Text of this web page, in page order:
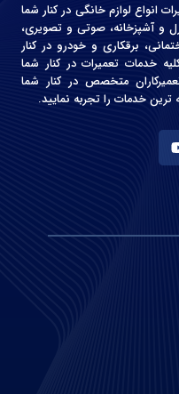
ای در تعمیرات انواع لوازم خانگی در کنار شما
و آشپزخانه، صوتی و‌ تصویری،
برقکاری و خودرو در کنار
خدمات تعمیرات در کنار شما
متخصص در کنار شما
خدمات را تجربه نمایید.